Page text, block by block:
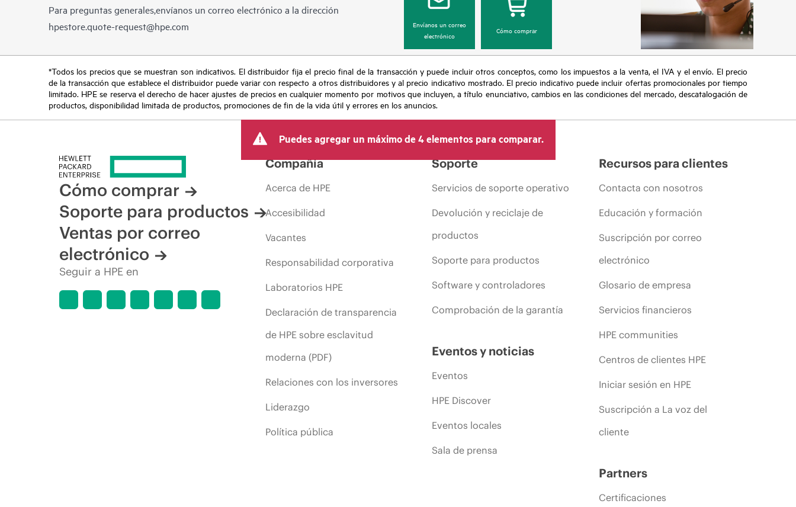
Para preguntas generales,envíanos un correo electrónico a la dirección
hpestore.quote-request@hpe.com
Envíanos un correo
electrónico
Cómo comprar
*Todos los precios que se muestran son indicativos. El distribuidor fija el precio final de la transacción y puede incluir otros conceptos, como los impuestos a la venta, el IVA y el envío. El precio
de la transacción que establece el distribuidor puede variar con respecto a otros distribuidores y al precio indicativo mostrado. El precio indicativo puede incluir ofertas promocionales por tiempo
limitado. HPE se reserva el derecho de hacer ajustes de precios en cualquier momento por motivos que incluyen, a título enunciativo, cambios en las condiciones del mercado, descatalogación de
productos, disponibilidad limitada de productos, promociones de fin de la vida útil y errores en los anuncios.
Puedes agregar un máximo de 4 elementos para comparar.
Cómo comprar
Soporte para productos
Ventas por correo
electrónico
Seguir a HPE en
Compañía
Acerca de HPE
Accesibilidad
Vacantes
Responsabilidad corporativa
Laboratorios HPE
Declaración de transparencia
de HPE sobre esclavitud
moderna (PDF)
Relaciones con los inversores
Liderazgo
Política pública
Soporte
Servicios de soporte operativo
Devolución y reciclaje de
productos
Soporte para productos
Software y controladores
Comprobación de la garantía
Eventos y noticias
Eventos
HPE Discover
Eventos locales
Sala de prensa
Recursos para clientes
Contacta con nosotros
Educación y formación
Suscripción por correo
electrónico
Glosario de empresa
Servicios financieros
HPE communities
Centros de clientes HPE
Iniciar sesión en HPE
Suscripción a La voz del
cliente
Partners
Certificaciones